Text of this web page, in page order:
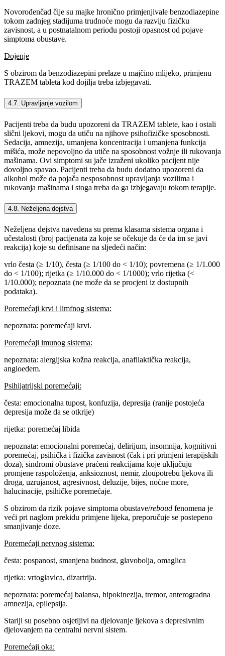
Novorođenčad čije su majke hronično primjenjivale benzodiazepine
tokom zadnjeg stadijuma trudnoće mogu da razviju fizičku
zavisnost, a u postnatalnom periodu postoji opasnost od pojave
simptoma obustave.
Dojenje
S obzirom da benzodiazepini prelaze u majčino mlijeko, primjenu
TRAZEM tableta kod dojilja treba izbjegavati.
4.7. Upravljanje vozilom
Pacijenti treba da budu upozoreni da TRAZEM tablete, kao i ostali
slični ljekovi, mogu da utiču na njihove psihofizičke sposobnosti.
Sedacija, amnezija, umanjena koncentracija i umanjena funkcija
mišića, može nepovoljno da utiče na sposobnost vožnje ili rukovanja
mašinama. Ovi simptomi su jače izraženi ukoliko pacijent nije
dovoljno spavao. Pacijenti treba da budu dodatno upozoreni da
alkohol može da pojača nesposobnost upravljanja vozilima i
rukovanja mašinama i stoga treba da ga izbjegavaju tokom terapije.
4.8. Neželjena dejstva
Neželjena dejstva navedena su prema klasama sistema organa i
učestalosti (broj pacijenata za koje se očekuje da će da im se javi
reakcija) koje su definisane na sljedeći način:
vrlo česta (≥ 1/10), česta (≥ 1/100 do < 1/10); povremena (≥ 1/1.000
do < 1/100); rijetka (≥ 1/10.000 do < 1/1000); vrlo rijetka (<
1/10.000); nepoznata (ne može da se procjeni iz dostupnih
podataka).
Poremećaji krvi i limfnog sistema:
nepoznata: poremećaji krvi.
Poremećaji imunog sistema:
nepoznata: alergijska kožna reakcija, anafilaktička reakcija,
angioedem.
Psihijatrijski poremećaji:
česta: emocionalna tupost, konfuzija, depresija (ranije postojeća
depresija može da se otkrije)
rijetka: poremećaj libida
nepoznata: emocionalni poremećaj, delirijum, insomnija, kognitivni
poremećaj, psihička i fizička zavisnost (čak i pri primjeni terapijskih
doza), sindromi obustave praćeni reakcijama koje uključuju
promjene raspoloženja, anksioznost, nemir, zloupotrebu ljekova ili
droga, uzrujanost, agresivnost, deluzije, bijes, noćne more,
halucinacije, psihičke poremećaje.
S obzirom da rizik pojave simptoma obustave/reboud fenomena je
veći pri naglom prekidu primjene lijeka, preporučuje se postepeno
smanjivanje doze.
Poremećaji nervnog sistema:
česta: pospanost, smanjena budnost, glavobolja, omaglica
rijetka: vrtoglavica, dizartrija.
nepoznata: poremećaj balansa, hipokinezija, tremor, anterogradna
amnezija, epilepsija.
Stariji su posebno osjetljivi na djelovanje ljekova s depresivnim
djelovanjem na centralni nervni sistem.
Poremećaji oka: